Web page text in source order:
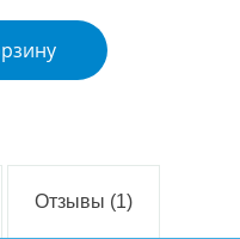
DUO капсулы, 15
Отзывы (1)